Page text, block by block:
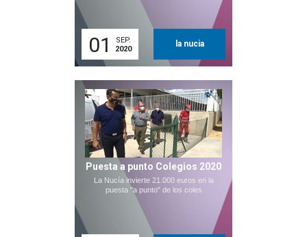
01
SEP.
2020
la nucia
Puesta a punto Colegios 2020
La Nucía invierte 21.000 euros en la
puesta "a punto" de los coles